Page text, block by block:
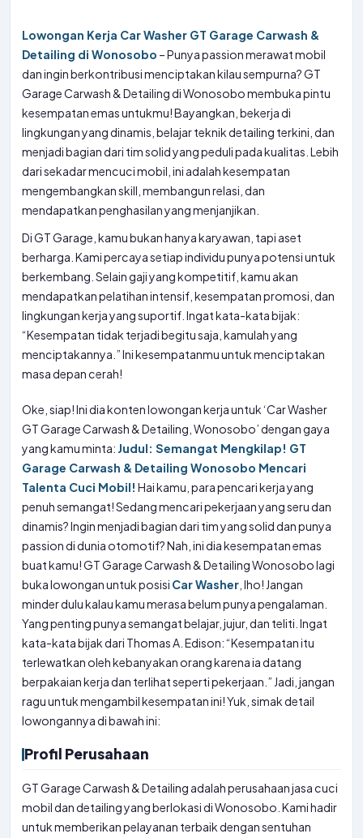
Lowongan Kerja Car Washer GT Garage Carwash &
Detailing di Wonosobo – Punya passion merawat mobil
dan ingin berkontribusi menciptakan kilau sempurna? GT
Garage Carwash & Detailing di Wonosobo membuka pintu
kesempatan emas untukmu! Bayangkan, bekerja di
lingkungan yang dinamis, belajar teknik detailing terkini, dan
menjadi bagian dari tim solid yang peduli pada kualitas. Lebih
dari sekadar mencuci mobil, ini adalah kesempatan
mengembangkan skill, membangun relasi, dan
mendapatkan penghasilan yang menjanjikan.
Di GT Garage, kamu bukan hanya karyawan, tapi aset
berharga. Kami percaya setiap individu punya potensi untuk
berkembang. Selain gaji yang kompetitif, kamu akan
mendapatkan pelatihan intensif, kesempatan promosi, dan
lingkungan kerja yang suportif. Ingat kata-kata bijak:
“Kesempatan tidak terjadi begitu saja, kamulah yang
menciptakannya.” Ini kesempatanmu untuk menciptakan
masa depan cerah!
Oke, siap! Ini dia konten lowongan kerja untuk ‘Car Washer
GT Garage Carwash & Detailing, Wonosobo’ dengan gaya
yang kamu minta: Judul: Semangat Mengkilap! GT
Garage Carwash & Detailing Wonosobo Mencari
Talenta Cuci Mobil! Hai kamu, para pencari kerja yang
penuh semangat! Sedang mencari pekerjaan yang seru dan
dinamis? Ingin menjadi bagian dari tim yang solid dan punya
passion di dunia otomotif? Nah, ini dia kesempatan emas
buat kamu! GT Garage Carwash & Detailing Wonosobo lagi
buka lowongan untuk posisi Car Washer , lho! Jangan
minder dulu kalau kamu merasa belum punya pengalaman.
Yang penting punya semangat belajar, jujur, dan teliti. Ingat
kata-kata bijak dari Thomas A. Edison: “Kesempatan itu
terlewatkan oleh kebanyakan orang karena ia datang
berpakaian kerja dan terlihat seperti pekerjaan.” Jadi, jangan
ragu untuk mengambil kesempatan ini! Yuk, simak detail
lowongannya di bawah ini:
Profil Perusahaan
GT Garage Carwash & Detailing adalah perusahaan jasa cuci
mobil dan detailing yang berlokasi di Wonosobo. Kami hadir
untuk memberikan pelayanan terbaik dengan sentuhan